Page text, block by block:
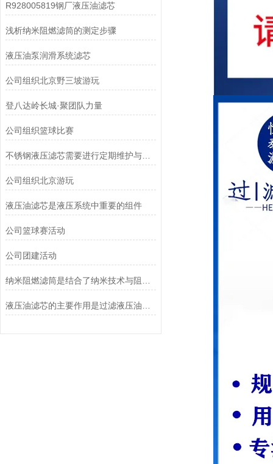
R928005819钢厂液压油滤芯
浅析纳米阻燃滤筒的测定步骤
液压油泵润滑系统滤芯
公司组织北京野三坡游玩
登八达岭长城·聚团队力量
公司组织篮球比赛
不锈钢液压滤芯需要进行定期维护与清洁
公司组织北京游玩
液压油滤芯是液压系统中重要的组件
公司篮球赛活动
公司团建活动